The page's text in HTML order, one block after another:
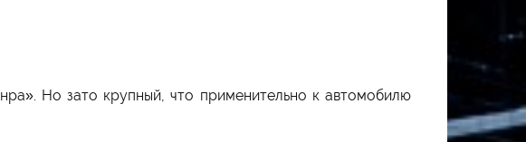
Но зато крупный, что применительно к автомобилю